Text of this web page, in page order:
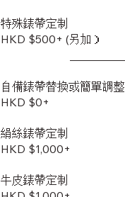
特殊錶帶定制
HKD $500+ (另加）
自備錶帶替換或簡單調整
HKD $0+
絹絲錶帶定制
HKD $1,000+
牛皮錶帶定制